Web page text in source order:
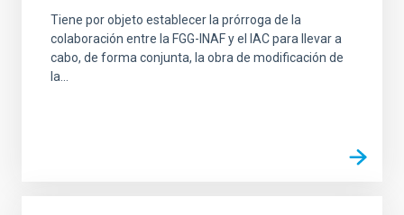
Tiene por objeto establecer la prórroga de la
colaboración entre la FGG-INAF y el IAC para llevar a
cabo, de forma conjunta, la obra de modificación de
la...